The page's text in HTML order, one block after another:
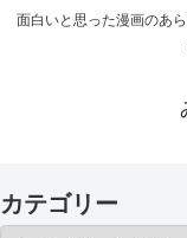
面白いと思った漫画のあ
カテゴリー